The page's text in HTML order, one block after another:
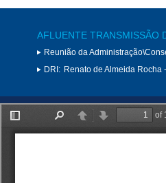
AFLUENTE TRANSMISSÃO
Reunião da
DRI: Renato de Almeida Rocha